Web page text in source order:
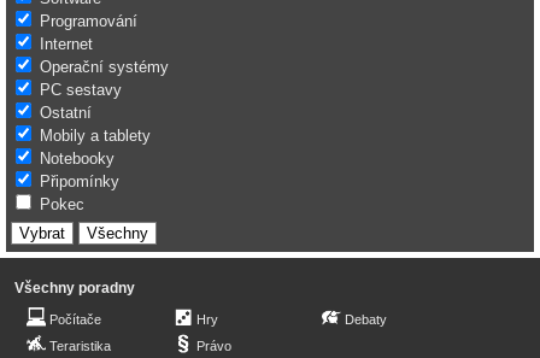
Programování
Internet
Operační systémy
PC sestavy
Ostatní
Mobily a tablety
Notebooky
Připomínky
Pokec
Všechny poradny
Počítače
Teraristika
Hry
Právo
Debaty